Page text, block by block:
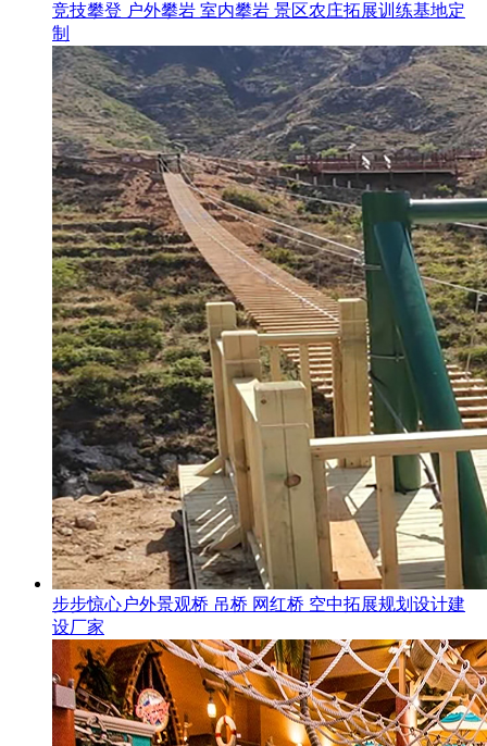
竞技攀登 户外攀岩 室内攀岩 景区农庄拓展训练基地定
制
步步惊心户外景观桥 吊桥 网红桥 空中拓展规划设计建
设厂家